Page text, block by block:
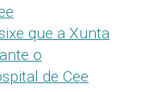
que a Xunta
o
de Cee